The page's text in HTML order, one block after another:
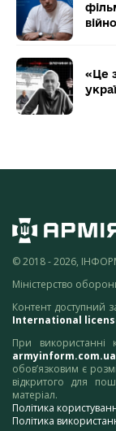
«Це
© 2018 - 2026,
Міністерство
Контент доступний
International
При використанні
armyinform.com.ua
обов’язковим є
відкритого для
матеріал.
Політика
Політика